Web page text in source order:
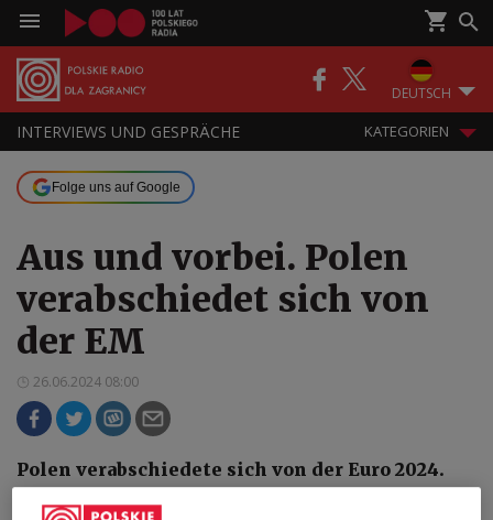
DEUTSCH
INTERVIEWS UND GESPRÄCHE KATEGORIEN
Folge uns auf Google
Aus und vorbei. Polen
verabschiedet sich von
der EM
26.06.2024 08:00
Polen verabschiedete sich von der Euro 2024.